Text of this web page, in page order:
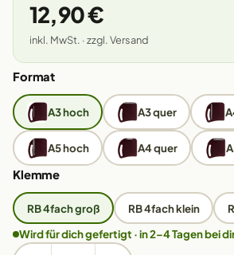
12,90 €
inkl. MwSt. · zzgl. Versand
Format
A3 hoch A3 quer
A5 hoch A4 quer
Klemme
RB 4fach groß RB 4fach klein
Wird für dich gefertigt · in 2–4 Tagen bei